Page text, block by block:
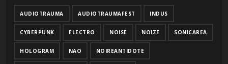
AUDIOTRAUMA AUDIOTRAUMAFEST INDUS
CYBERPUNK ELECTRO NOISE NOIZE SONICAREA
HOLOGRAM NAO NOIREANTIDOTE